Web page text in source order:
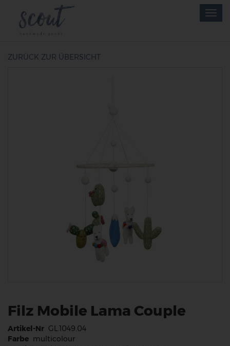
content
ZURÜCK ZUR ÜBERSICHT
Filz Mobile Lama Couple
Artikel-Nr GL.1049.04
Farbe multicolour